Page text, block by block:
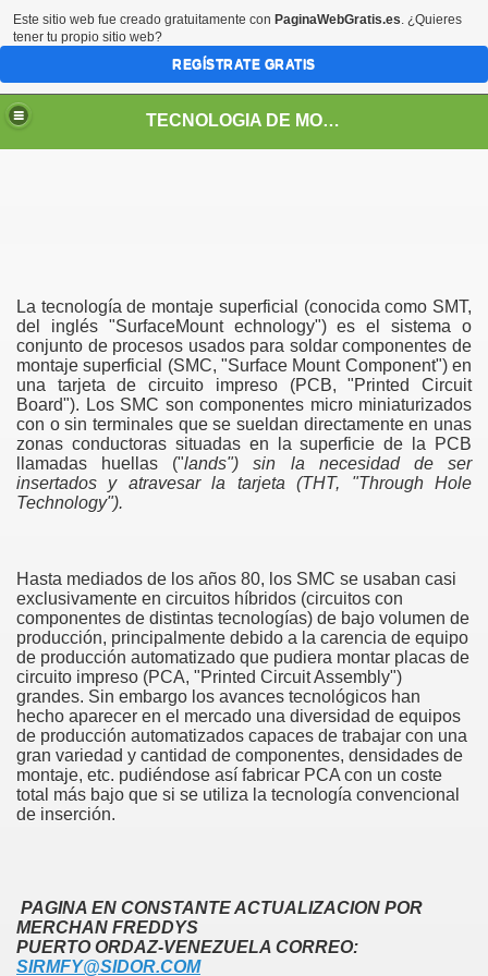
TECNOLOGIA DE MONTAJE SUPERFICIAL
La tecnología de montaje superficial (conocida como SMT,
del inglés "SurfaceMount echnology") es el sistema o
conjunto de procesos usados para soldar componentes de
montaje superficial (SMC, "Surface Mount Component") en
una tarjeta de circuito impreso (PCB, "Printed Circuit
Board"). Los SMC son componentes micro miniaturizados
con o sin terminales que se sueldan directamente en unas
zonas conductoras situadas en la superficie de la PCB
llamadas huellas ("lands") sin la necesidad de ser
insertados y atravesar la tarjeta (THT, "Through Hole
Technology").
Hasta mediados de los años 80, los SMC se usaban casi
exclusivamente en circuitos híbridos (circuitos con
componentes de distintas tecnologías) de bajo volumen de
producción, principalmente debido a la carencia de equipo
de producción automatizado que pudiera montar placas de
circuito impreso (PCA, "Printed Circuit Assembly")
grandes. Sin embargo los avances tecnológicos han
hecho aparecer en el mercado una diversidad de equipos
de producción automatizados capaces de trabajar con una
gran variedad y cantidad de componentes, densidades de
montaje, etc. pudiéndose así fabricar PCA con un coste
total más bajo que si se utiliza la tecnología convencional
de inserción.
PAGINA EN CONSTANTE ACTUALIZACION POR
MERCHAN FREDDYS
PUERTO ORDAZ-VENEZUELA CORREO:
SIRMFY@SIDOR.COM
PROCESOS
PROCESOS SMT
EN PROCESOS SMT
SMD
SUPERFICIAL
ELECTROSTATICAS
A LA HUMEDAD
Este sitio web fue creado gratuitamente con PaginaWebGratis.es. ¿Quieres
tener tu propio sitio web?
REGÍSTRATE GRATIS